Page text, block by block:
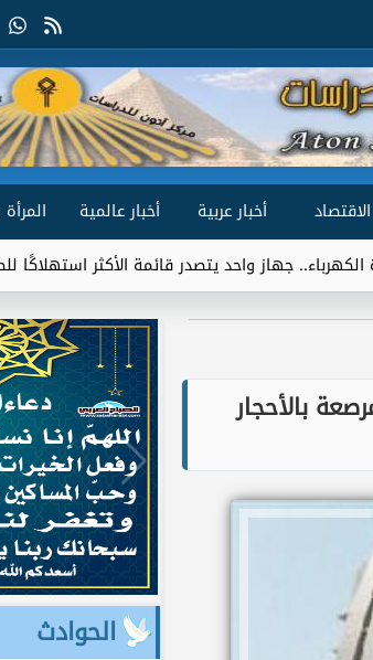
الاقتصاد أخبار عربية أخبار عالمية
واحد يتصدر قائمة الأكثر استهلاكًا للطاقة
بالأحجار
الحوادث